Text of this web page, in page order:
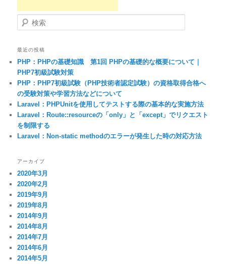
検索
最近の投稿
PHP：PHPの基礎知識 第1回 PHPの基礎的な概要について｜
PHP7初級試験対策
PHP：PHP7初級試験（PHP技術者認定試験）の資格取得合格へ
の受験対策や学習方法などについて
Laravel：PHPUnitを使用してテストする際の基本的な実施方法
Laravel：Route::resourceの「only」と「except」でリクエスト
を制限する
Laravel：Non-static methodのエラーが発生した時の対応方法
アーカイブ
2020年3月
2020年2月
2019年9月
2019年8月
2014年9月
2014年8月
2014年7月
2014年6月
2014年5月